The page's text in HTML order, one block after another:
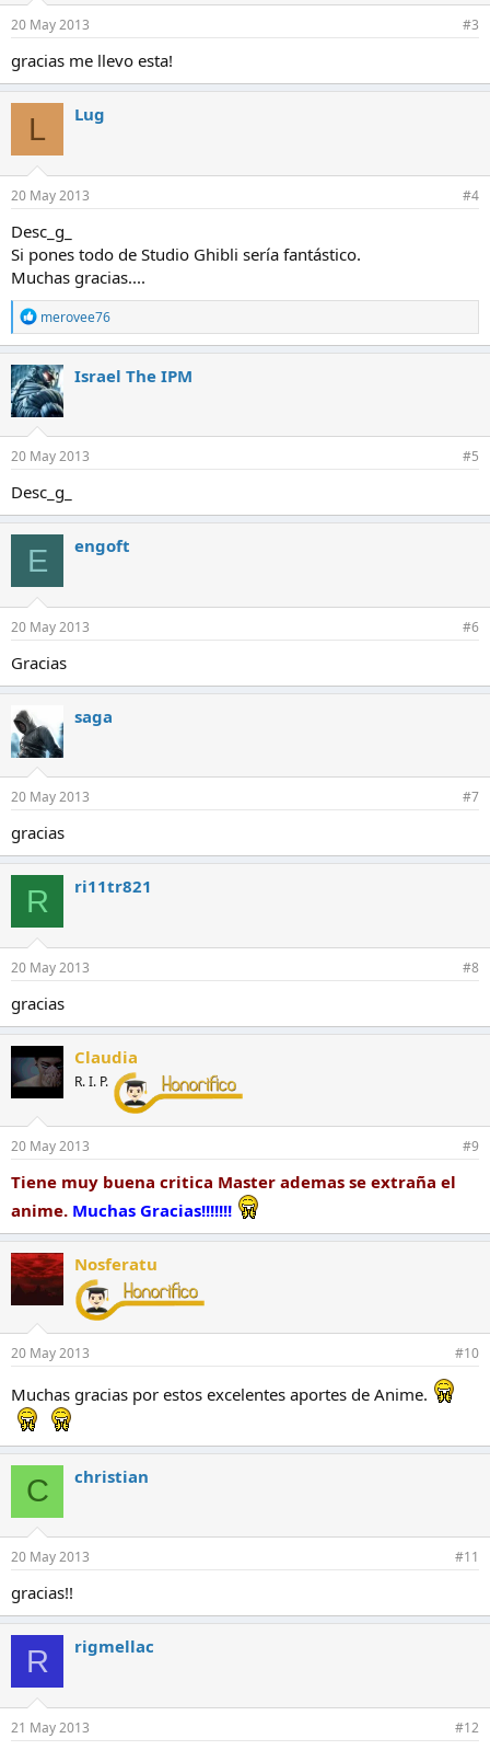
n
e
s
:
20 May 2013 #3
gracias me llevo esta!
L Lug
20 May 2013 #4
Desc_g_
Si pones todo de Studio Ghibli sería fantástico.
Muchas gracias....
R
e
a
c
c
i
o
n
e
s
:
merovee76
Israel The IPM
20 May 2013 #5
Desc_g_
E engoft
20 May 2013 #6
Gracias
saga
20 May 2013 #7
gracias
R ri11tr821
20 May 2013 #8
gracias
Claudia
R. I. P.
20 May 2013 #9
Tiene muy buena critica Master ademas se extraña el
anime. Muchas Gracias!!!!!!!
Nosferatu
20 May 2013 #10
Muchas gracias por estos excelentes aportes de Anime.
C christian
20 May 2013 #11
gracias!!
R rigmellac
21 May 2013 #12